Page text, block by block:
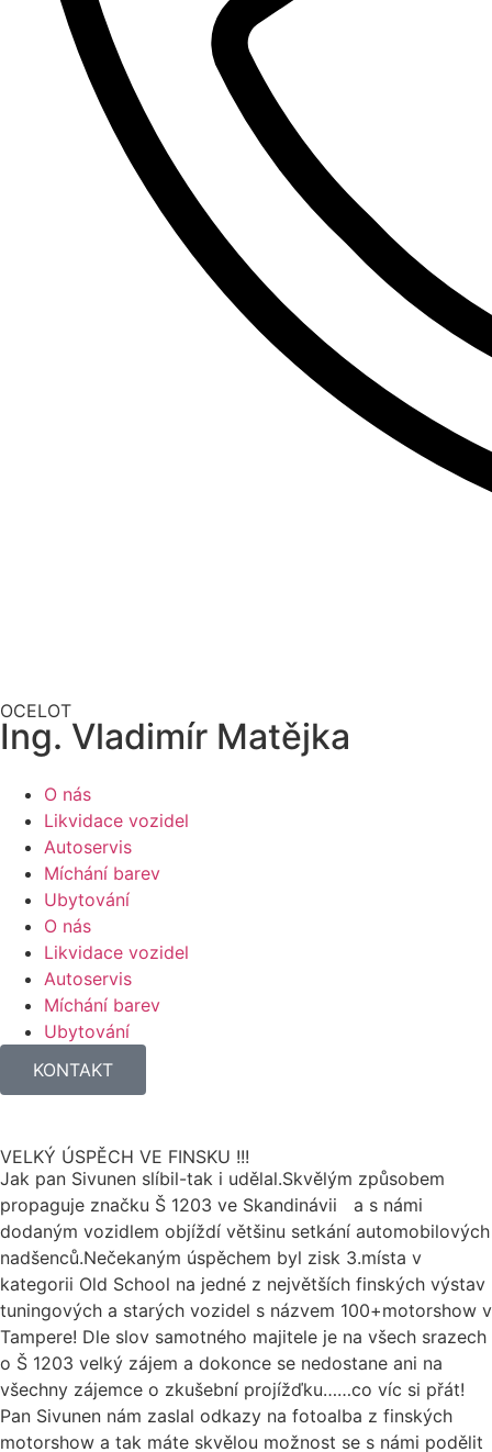
OCELOT
Ing. Vladimír Matějka
O nás
Likvidace vozidel
Autoservis
Míchání barev
Ubytování
O nás
Likvidace vozidel
Autoservis
Míchání barev
Ubytování
KONTAKT
VELKÝ ÚSPĚCH VE FINSKU !!!
Jak pan Sivunen slíbil-tak i udělal.Skvělým způsobem
propaguje značku Š 1203 ve Skandinávii a s námi
dodaným vozidlem objíždí většinu setkání automobilových
nadšenců.Nečekaným úspěchem byl zisk 3.místa v
kategorii Old School na jedné z největších finských výstav
tuningových a starých vozidel s názvem 100+motorshow v
Tampere! Dle slov samotného majitele je na všech srazech
o Š 1203 velký zájem a dokonce se nedostane ani na
všechny zájemce o zkušební projížďku……co víc si přát!
Pan Sivunen nám zaslal odkazy na fotoalba z finských
motorshow a tak máte skvělou možnost se s námi podělit